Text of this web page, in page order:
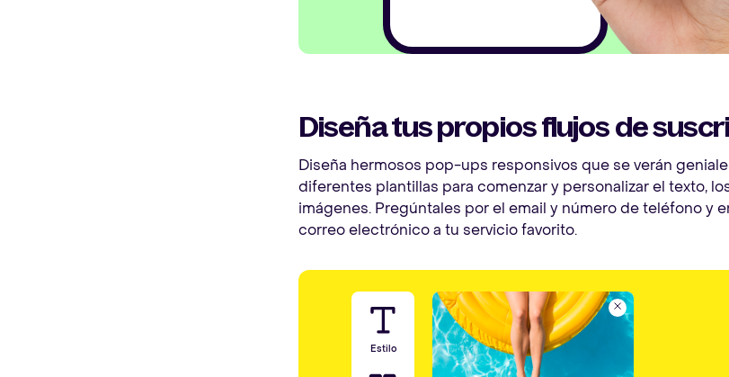
Diseña tus propios flujos de
Diseña hermosos pop-ups responsivos que se verán
diferentes plantillas para comenzar y personalizar el texto,
imágenes. Pregúntales por el email y número de teléfono y
correo electrónico a tu servicio favorito.
Estilo